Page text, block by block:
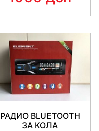
РАДИО BLUETOOTH
ЗА КОЛА